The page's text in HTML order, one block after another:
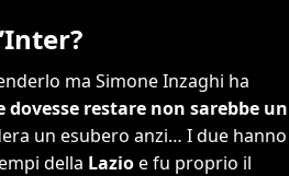
ma Simone Inzaghi ha
dovesse restare non sarebbe un
un esubero anzi… I due hanno
della Lazioe fu proprio il